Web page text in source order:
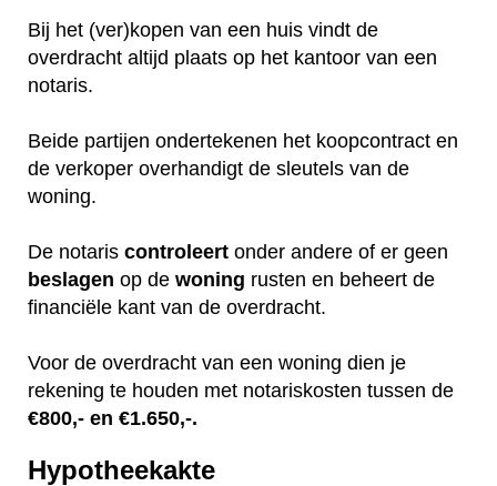
Bij het (ver)kopen van een huis vindt de
overdracht altijd plaats op het kantoor van een
notaris.
Beide partijen ondertekenen het koopcontract en
de verkoper overhandigt de sleutels van de
woning.
De notaris controleert onder andere of er geen
beslagen op de woning rusten en beheert de
financiële kant van de overdracht.
Voor de overdracht van een woning dien je
rekening te houden met notariskosten tussen de
€800,- en €1.650,-.
Hypotheekakte